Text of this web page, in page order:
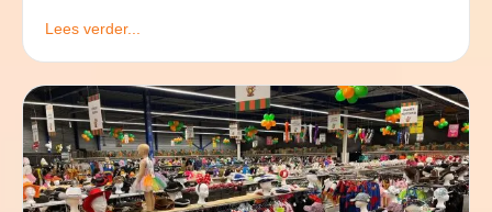
Lees verder...